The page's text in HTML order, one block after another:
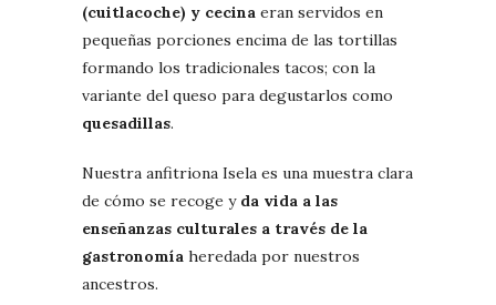
(cuitlacoche) y cecina eran servidos en
pequeñas porciones encima de las tortillas
formando los tradicionales tacos; con la
variante del queso para degustarlos como
quesadillas.
Nuestra anfitriona Isela es una muestra clara
de cómo se recoge y da vida a las
enseñanzas culturales a través de la
gastronomía heredada por nuestros
ancestros.